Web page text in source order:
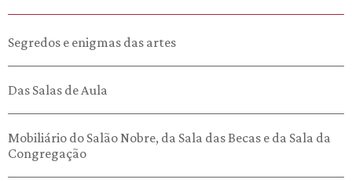
Segredos e enigmas das artes
Das Salas de Aula
Mobiliário do Salão Nobre, da Sala das Becas e da Sala da
Congregação